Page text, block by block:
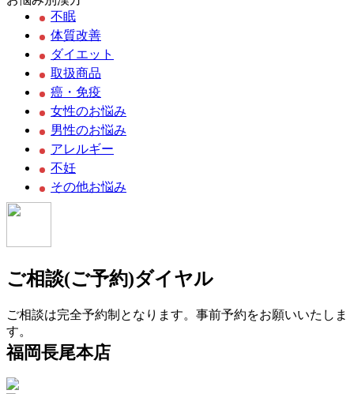
不眠
体質改善
ダイエット
取扱商品
癌・免疫
女性のお悩み
男性のお悩み
アレルギー
不妊
その他お悩み
ご相談(ご予約)ダイヤル
ご相談は完全予約制となります。事前予約をお願いいたしま
す。
福岡長尾本店